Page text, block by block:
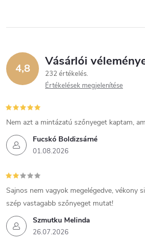
4,8 Vásárlói
232 értékelés
Értékelések megjelenítése
Fucskó Boldizsárné
01.08.2026
Nem azt a mintázatú szőnyeget kaptam,
Szmutku Melinda
26.07.2026
Sajnos nem vagyok megelégedve, vékony
szép vastagabb szőnyeget mutat!